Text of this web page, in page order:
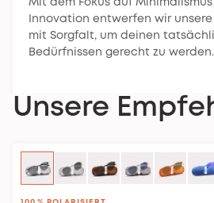
Mit dem Fokus auf Minimalismus
Innovation entwerfen wir unsere
mit Sorgfalt, um deinen
Bedürfnissen gerecht zu werden.
Unsere